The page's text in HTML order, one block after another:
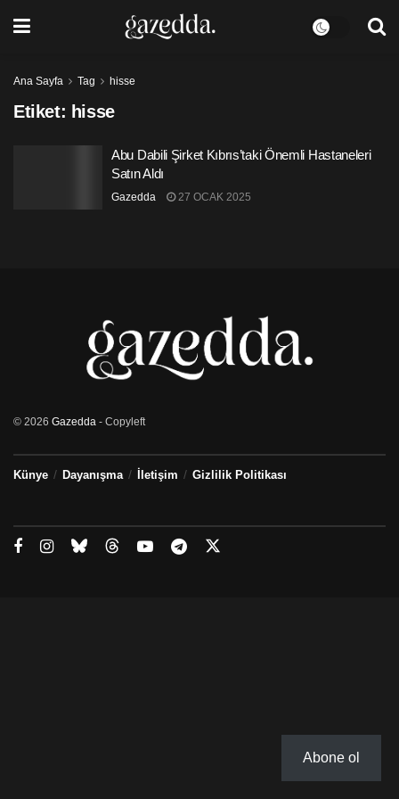
Ana Sayfa Tag hisse
Etiket: hisse
Abu Dabili Şirket Kıbrıs’taki Önemli Hastaneleri
Satın Aldı
Gazedda 27 OCAK 2025
© 2026 Gazedda - Copyleft
Künye Dayanışma İletişim Gizlilik Politikası
Abone ol